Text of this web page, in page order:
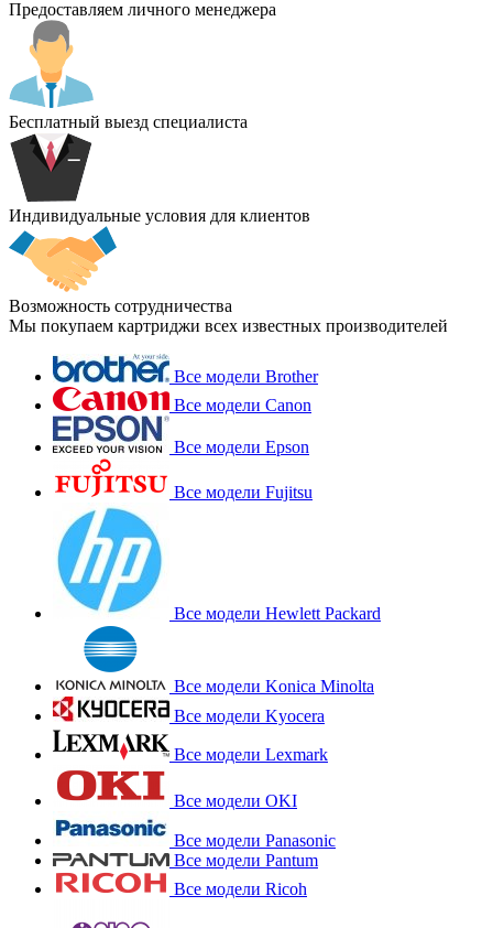
Предоставляем личного менеджера
Бесплатный выезд специалиста
Индивидуальные условия для клиентов
Возможность сотрудничества
Мы покупаем картриджи всех известных производителей
Все модели Brother
Все модели Canon
Все модели Epson
Все модели Fujitsu
Все модели Hewlett Packard
Все модели Konica Minolta
Все модели Kyocera
Все модели Lexmark
Все модели OKI
Все модели Panasonic
Все модели Pantum
Все модели Ricoh